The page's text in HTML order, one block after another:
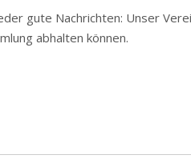
gute Nachrichten: Unser
abhalten können.